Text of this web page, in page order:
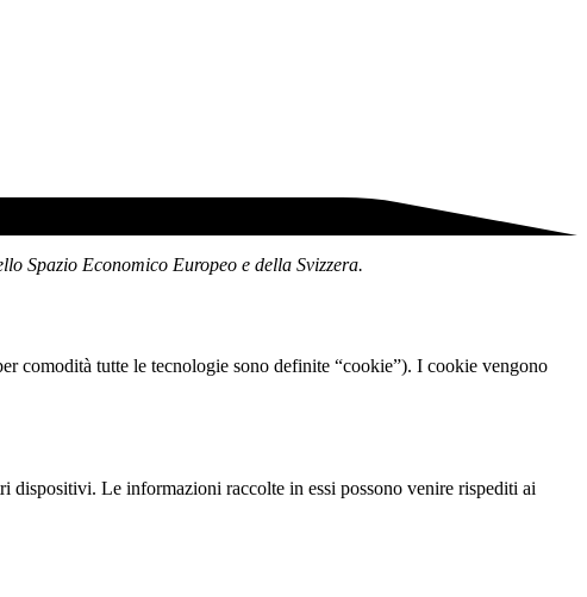
Spazio Economico Europeo e della Svizzera.
comodità tutte le tecnologie sono definite “cookie”). I cookie vengono
dispositivi. Le informazioni raccolte in essi possono venire rispediti ai